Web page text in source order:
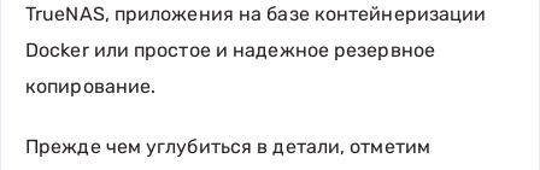
TrueNAS, приложения на базе контейнеризации
Docker или простое и надежное резервное
копирование.
Прежде чем углубиться в детали, отметим